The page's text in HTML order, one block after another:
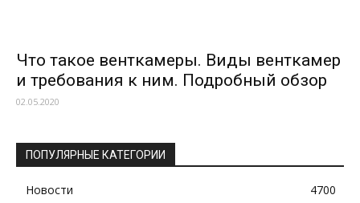
Что такое венткамеры. Виды венткамер
и требования к ним. Подробный обзор
02.05.2020
ПОПУЛЯРНЫЕ КАТЕГОРИИ
Новости
4700